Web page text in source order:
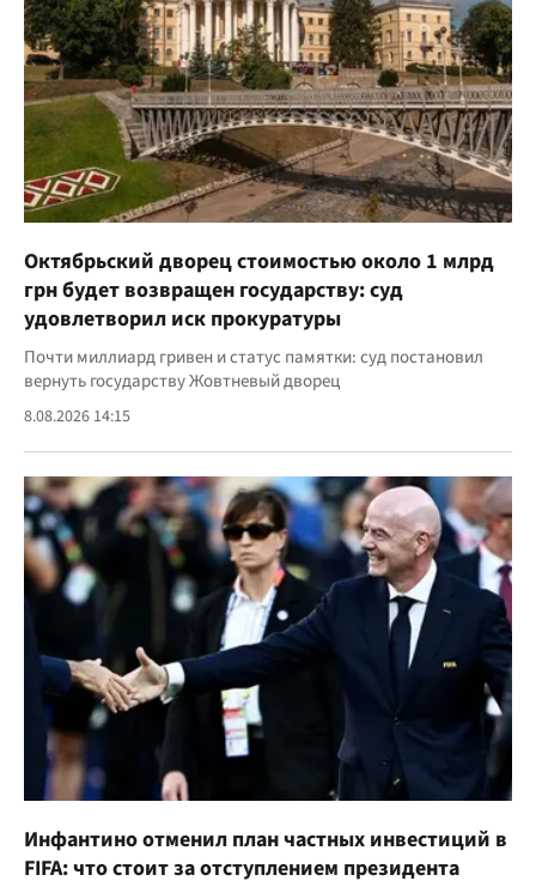
Октябрьский дворец стоимостью около 1 млрд
грн будет возвращен государству: суд
удовлетворил иск прокуратуры
Почти миллиард гривен и статус памятки: суд постановил
вернуть государству Жовтневый дворец
8.08.2026 14:15
Инфантино отменил план частных инвестиций в
FIFA: что стоит за отступлением президента